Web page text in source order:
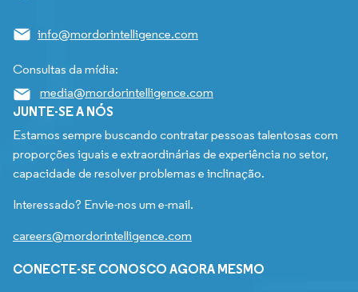
info@mordorintelligence.com
Consultas da mídia:
media@mordorintelligence.com
JUNTE-SE A NÓS
Estamos sempre buscando contratar pessoas talentosas com
proporções iguais e extraordinárias de experiência no setor,
capacidade de resolver problemas e inclinação.
Interessado? Envie-nos um e-mail.
careers@mordorintelligence.com
CONECTE-SE CONOSCO AGORA MESMO